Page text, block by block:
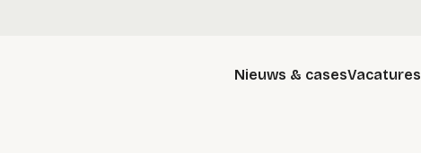
Nieuws & casesVacatures